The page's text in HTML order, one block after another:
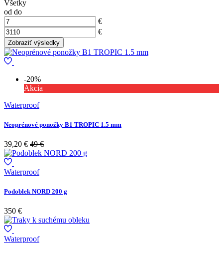
Všetky
od do
€
€
-20%
Akcia
Waterproof
Neoprénové ponožky B1 TROPIC 1.5 mm
39,20 € 49 €
Waterproof
Podoblek NORD 200 g
350 €
Waterproof